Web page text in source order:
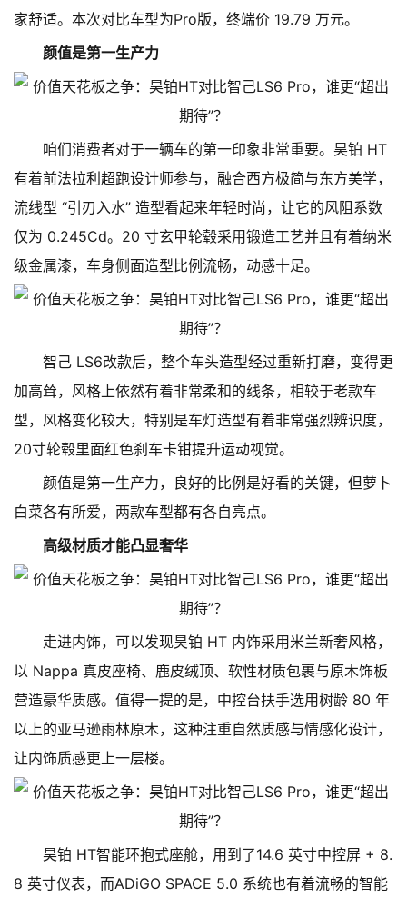
家舒适。本次对比车型为Pro版，终端价 19.79 万元。
颜值是第一生产力
咱们消费者对于一辆车的第一印象非常重要。昊铂 HT
有着前法拉利超跑设计师参与，融合西方极简与东方美学，
流线型 “引刃入水” 造型看起来年轻时尚，让它的风阻系数
仅为 0.245Cd。20 寸玄甲轮毂采用锻造工艺并且有着纳米
级金属漆，车身侧面造型比例流畅，动感十足。
智己 LS6改款后，整个车头造型经过重新打磨，变得更
加高耸，风格上依然有着非常柔和的线条，相较于老款车
型，风格变化较大，特别是车灯造型有着非常强烈辨识度，
20寸轮毂里面红色刹车卡钳提升运动视觉。
颜值是第一生产力，良好的比例是好看的关键，但萝卜
白菜各有所爱，两款车型都有各自亮点。
高级材质才能凸显奢华
走进内饰，可以发现昊铂 HT 内饰采用米兰新奢风格，
以 Nappa 真皮座椅、鹿皮绒顶、软性材质包裹与原木饰板
营造豪华质感。值得一提的是，中控台扶手选用树龄 80 年
以上的亚马逊雨林原木，这种注重自然质感与情感化设计，
让内饰质感更上一层楼。
昊铂 HT智能环抱式座舱，用到了14.6 英寸中控屏 + 8.
8 英寸仪表，而ADiGO SPACE 5.0 系统也有着流畅的智能